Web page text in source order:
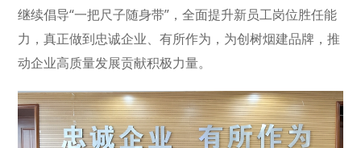
继续倡导“一把尺子随身带”，全面提升新员工岗位胜任能
力，真正做到忠诚企业、有所作为，为创树烟建品牌，推
动企业高质量发展贡献积极力量。